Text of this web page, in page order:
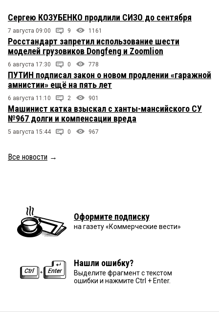
Сергею КОЗУБЕНКО продлили СИЗО до сентября
7 августа 09:00 9 1161
Росстандарт запретил использование шести
моделей грузовиков Dongfeng и Zoomlion
6 августа 17:30 0 778
ПУТИН подписал закон о новом продлении «гаражной
амнистии» ещё на пять лет
6 августа 11:10 2 901
Машинист катка взыскал с ханты-мансийского СУ
№967 долги и компенсации вреда
5 августа 15:44 0 967
Все новости →
Оформите подписку
на газету «Коммерческие вести»
Нашли ошибку?
Выделите фрагмент с текстом
ошибки и нажмите Ctrl + Enter.